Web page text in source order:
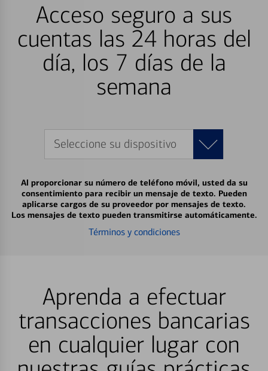
Acceso seguro a sus
cuentas las 24 horas del
día, los 7 días de la
semana
Seleccione su dispositivo
Al proporcionar su número de teléfono móvil, usted da su
consentimiento para recibir un mensaje de texto. Pueden
aplicarse cargos de su proveedor por mensajes de texto.
Los mensajes de texto pueden transmitirse automáticamente.
Términos y condiciones
Aprenda a efectuar
transacciones bancarias
en cualquier lugar con